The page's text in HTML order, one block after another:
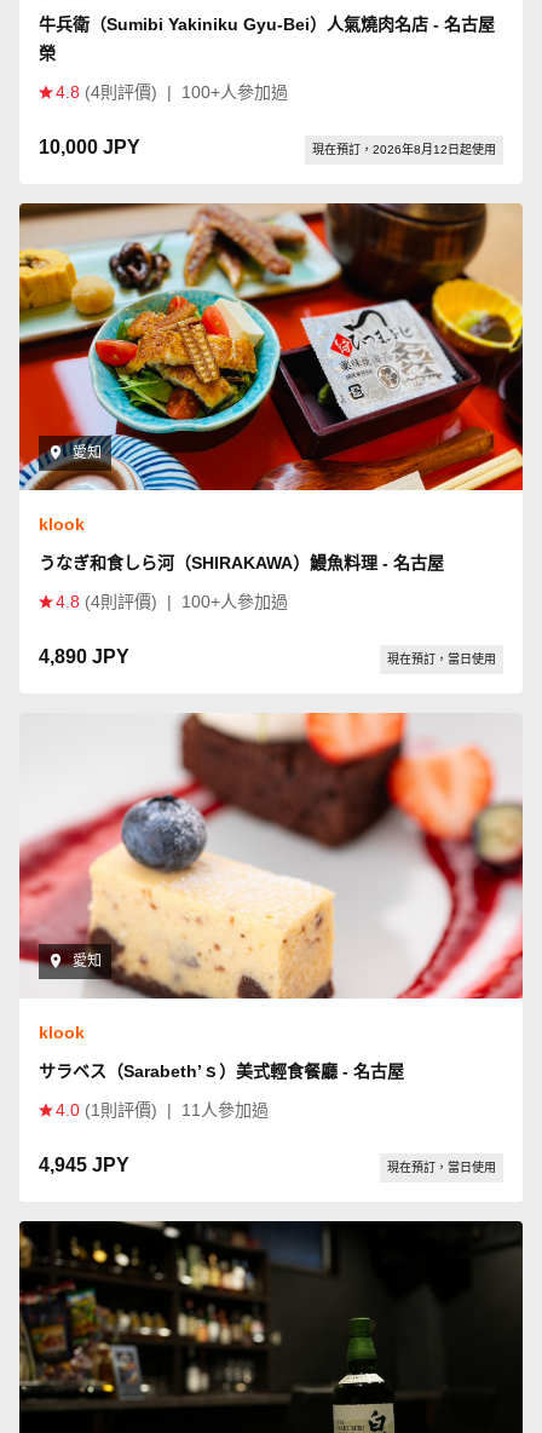
牛兵衛（Sumibi Yakiniku Gyu-Bei）人氣燒肉名店 - 名古屋
榮
4.8 (4則評價) | 100+人參加過
10,000 JPY 現在預訂，2026年8月12日起使用
愛知
klook
うなぎ和食しら河（SHIRAKAWA）鰻魚料理 - 名古屋
4.8 (4則評價) | 100+人參加過
4,890 JPY 現在預訂，當日使用
愛知
klook
サラベス（Sarabeth’ｓ）美式輕食餐廳 - 名古屋
4.0 (1則評價) | 11人參加過
4,945 JPY 現在預訂，當日使用